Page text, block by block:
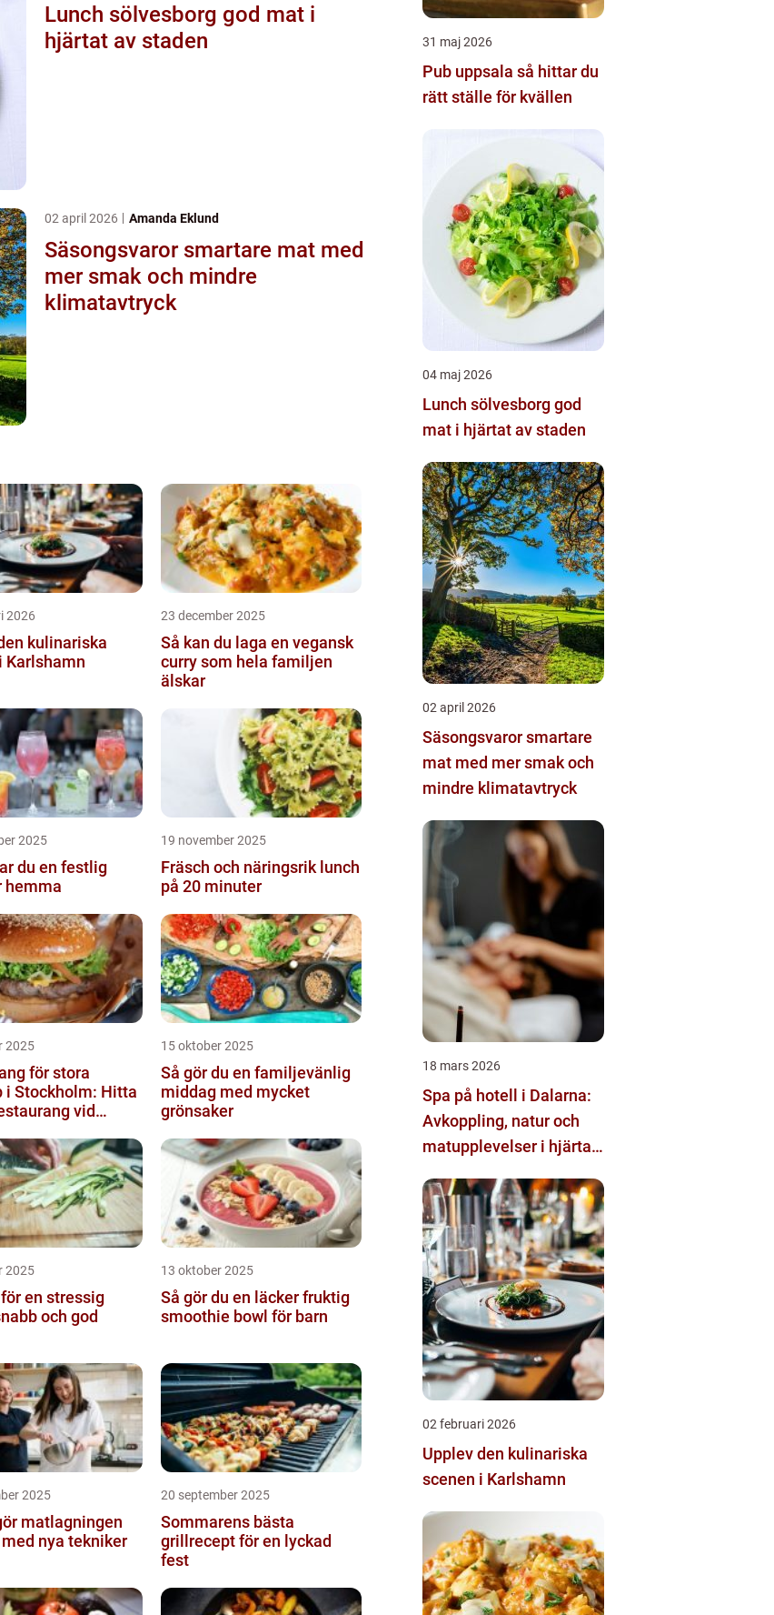
Lunch sölvesborg god mat i
hjärtat av staden
02 april 2026 Amanda Eklund
Säsongsvaror smartare mat med
mer smak och mindre
klimatavtryck
2026
kulinariska
Karlshamn
23 december 2025
Så kan du laga en vegansk
curry som hela familjen
älskar
2025
du en festlig
hemma
19 november 2025
Fräsch och näringsrik lunch
på 20 minuter
2025
för stora
i Stockholm: Hitta
vid
15 oktober 2025
Så gör du en familjevänlig
middag med mycket
grönsaker
2025
en stressig
och god
13 oktober 2025
Så gör du en läcker fruktig
smoothie bowl för barn
2025
matlagningen
nya tekniker
20 september 2025
Sommarens bästa
grillrecept för en lyckad
fest
31 maj 2026
Pub uppsala så hittar du
rätt ställe för kvällen
04 maj 2026
Lunch sölvesborg god
mat i hjärtat av staden
02 april 2026
Säsongsvaror smartare
mat med mer smak och
mindre klimatavtryck
18 mars 2026
Spa på hotell i Dalarna:
Avkoppling, natur och
matupplevelser i hjärtat
02 februari 2026
Upplev den kulinariska
scenen i Karlshamn